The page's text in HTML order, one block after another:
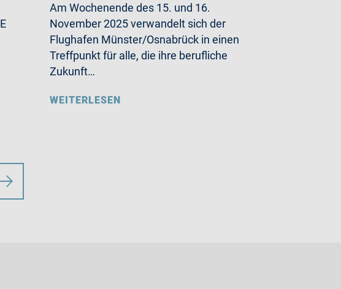
Am Wochenende des 15. und 16.
November 2025 verwandelt sich der
Flughafen Münster/Osnabrück in einen
Treffpunkt für alle, die ihre berufliche
Zukunft…
WEITERLESEN